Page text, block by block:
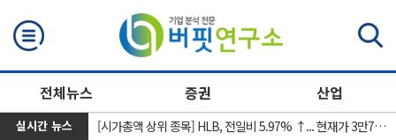
전체뉴스 증권 산업
실시간 뉴스
[신규 상장 종목] 레메디, 전일비 8.11%.% ↑... 현재가 1만530원 [시가총액 상위 종목] HLB, 전일비 5.97% ↑... 현재가 3만7300원
검색